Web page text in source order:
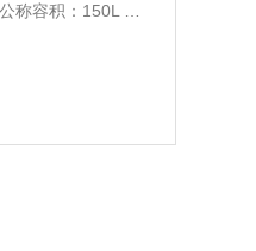
容积：150L 载